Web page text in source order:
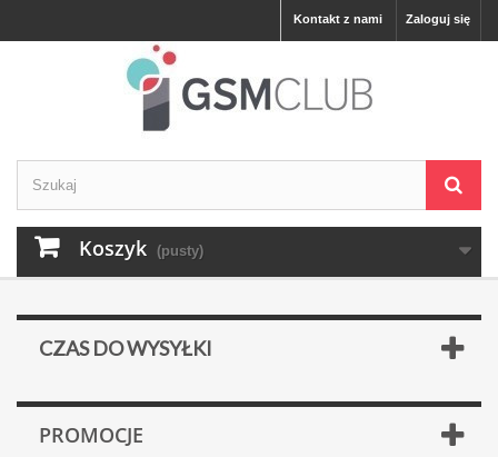
Zaloguj się
Kontakt z nami
Koszyk (pusty)
CZAS DO WYSYŁKI
PROMOCJE